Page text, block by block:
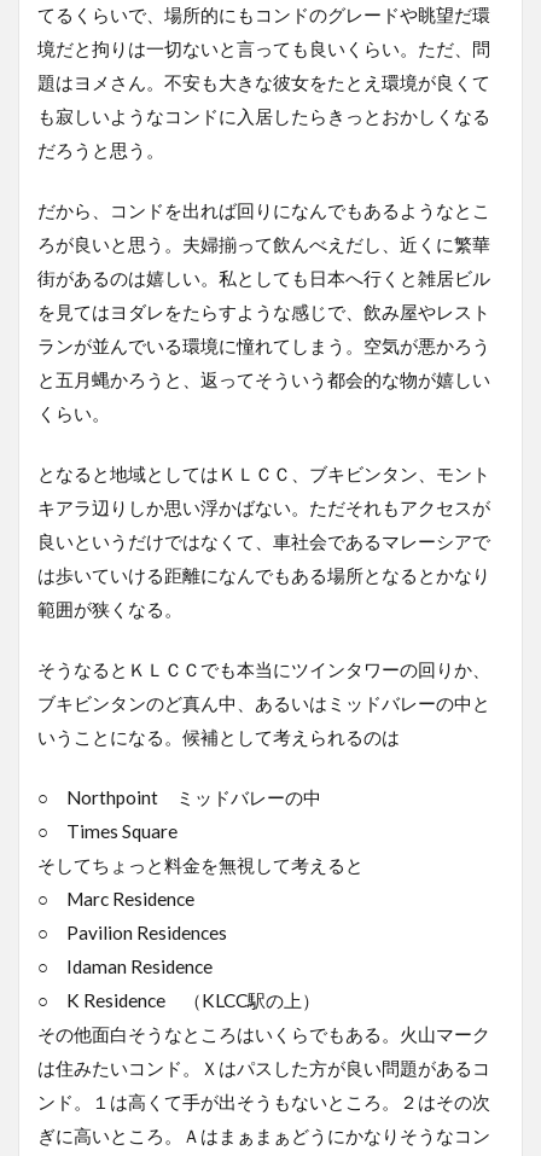
てるくらいで、場所的にもコンドのグレードや眺望だ環
境だと拘りは一切ないと言っても良いくらい。ただ、問
題はヨメさん。不安も大きな彼女をたとえ環境が良くて
も寂しいようなコンドに入居したらきっとおかしくなる
だろうと思う。
だから、コンドを出れば回りになんでもあるようなとこ
ろが良いと思う。夫婦揃って飲んべえだし、近くに繁華
街があるのは嬉しい。私としても日本へ行くと雑居ビル
を見てはヨダレをたらすような感じで、飲み屋やレスト
ランが並んでいる環境に憧れてしまう。空気が悪かろう
と五月蝿かろうと、返ってそういう都会的な物が嬉しい
くらい。
となると地域としてはＫＬＣＣ、ブキビンタン、モント
キアラ辺りしか思い浮かばない。ただそれもアクセスが
良いというだけではなくて、車社会であるマレーシアで
は歩いていける距離になんでもある場所となるとかなり
範囲が狭くなる。
そうなるとＫＬＣＣでも本当にツインタワーの回りか、
ブキビンタンのど真ん中、あるいはミッドバレーの中と
いうことになる。候補として考えられるのは
○ Northpoint ミッドバレーの中
○ Times Square
そしてちょっと料金を無視して考えると
○ Marc Residence
○ Pavilion Residences
○ Idaman Residence
○ K Residence （KLCC駅の上）
その他面白そうなところはいくらでもある。火山マーク
は住みたいコンド。Ｘはパスした方が良い問題があるコ
ンド。１は高くて手が出そうもないところ。２はその次
ぎに高いところ。Ａはまぁまぁどうにかなりそうなコン